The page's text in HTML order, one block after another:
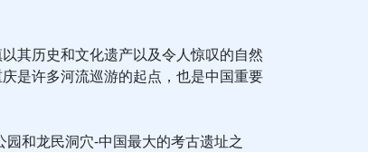
其历史和文化遗产以及令人惊叹的自然
是许多河流巡游的起点，也是中国重要
和龙民洞穴-中国最大的考古遗址之